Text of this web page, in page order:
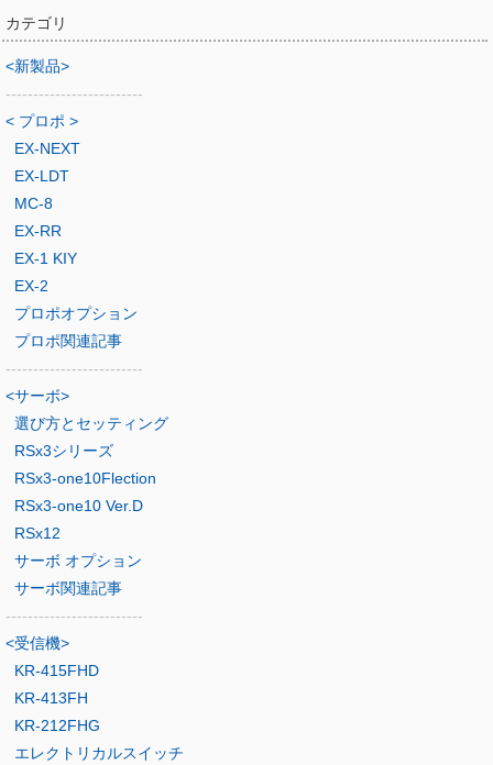
カテゴリ
<新製品>
-------------------------
< プロポ >
EX-NEXT
EX-LDT
MC-8
EX-RR
EX-1 KIY
EX-2
プロポオプション
プロポ関連記事
-------------------------
<サーボ>
選び方とセッティング
RSx3シリーズ
RSx3-one10Flection
RSx3-one10 Ver.D
RSx12
サーボ オプション
サーボ関連記事
-------------------------
<受信機>
KR-415FHD
KR-413FH
KR-212FHG
エレクトリカルスイッチ